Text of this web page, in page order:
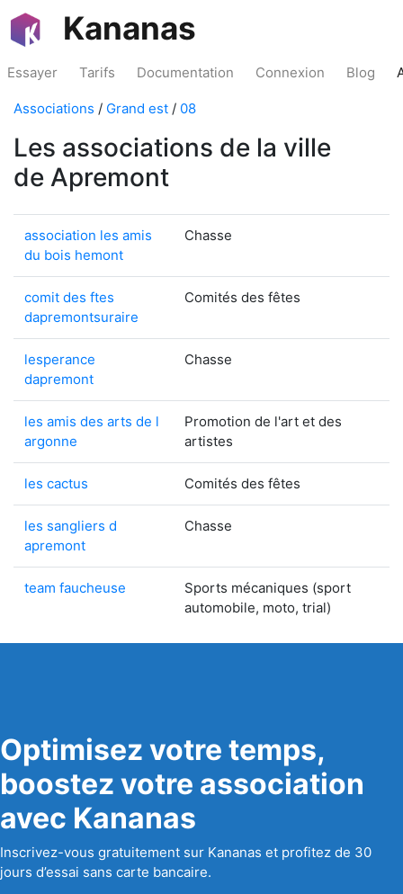
Kananas
Essayer Tarifs Documentation Connexion Blog
Associations / Grand est / 08
Les associations de la ville
de Apremont
association les amis
du bois hemont
Chasse
comit des ftes
dapremontsuraire
Comités des fêtes
lesperance
dapremont
Chasse
les amis des arts de l
argonne
Promotion de l'art et des
artistes
les cactus Comités des fêtes
les sangliers d
apremont
Chasse
team faucheuse
Sports mécaniques (sport
automobile, moto, trial)
Optimisez votre temps,
boostez votre association
avec Kananas
Inscrivez-vous gratuitement sur Kananas et profitez de 30
jours d’essai sans carte bancaire.